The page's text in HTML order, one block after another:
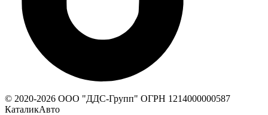
© 2020-2026 ООО "ДДС-Групп" ОГРН 1214000000587
КаталикАвто